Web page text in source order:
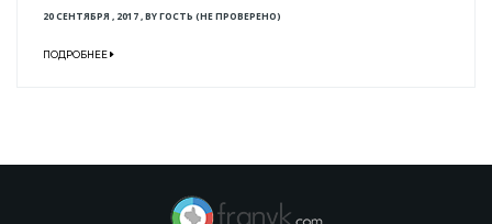
20 СЕНТЯБРЯ , 2017,BYГОСТЬ (НЕ ПРОВЕРЕНО)
ПОДРОБНЕЕ